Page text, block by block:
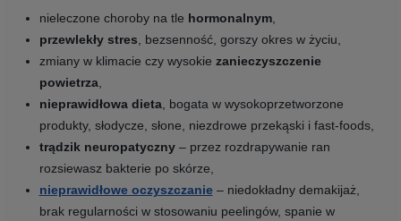
nieleczone choroby na tle hormonalnym,
przewlekły stres, bezsenność, gorszy okres w życiu,
zmiany w klimacie czy wysokie zanieczyszczenie
powietrza,
nieprawidłowa dieta, bogata w wysokoprzetworzone
produkty, słodycze, słone, niezdrowe przekąski i fast-foods,
trądzik neuropatyczny– przez rozdrapywanie ran
rozsiewasz bakterie po skórze,
nieprawidłowe oczyszczanie– niedokładny demakijaż,
brak regularności w stosowaniu peelingów, spanie w